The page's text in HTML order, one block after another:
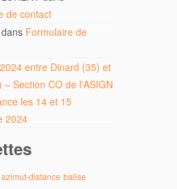
de contact
dans Formulaire de
entre Dinard (35) et
– Section CO de l'ASIGN
les 14 et 15
2024
azimut-distance balise